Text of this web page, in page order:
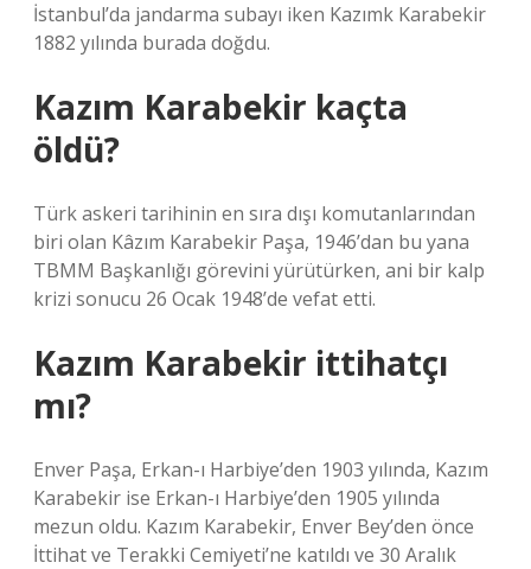
İstanbul’da jandarma subayı iken Kazımk Karabekir
1882 yılında burada doğdu.
Kazım Karabekir kaçta
öldü?
Türk askeri tarihinin en sıra dışı komutanlarından
biri olan Kâzım Karabekir Paşa, 1946’dan bu yana
TBMM Başkanlığı görevini yürütürken, ani bir kalp
krizi sonucu 26 Ocak 1948’de vefat etti.
Kazım Karabekir ittihatçı
mı?
Enver Paşa, Erkan-ı Harbiye’den 1903 yılında, Kazım
Karabekir ise Erkan-ı Harbiye’den 1905 yılında
mezun oldu. Kazım Karabekir, Enver Bey’den önce
İttihat ve Terakki Cemiyeti’ne katıldı ve 30 Aralık